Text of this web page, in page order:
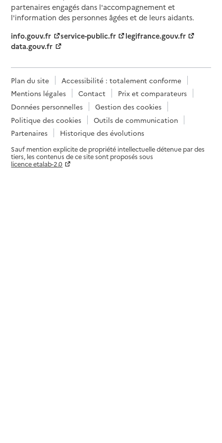
partenaires engagés dans l'accompagnement et
l'information des personnes âgées et de leurs aidants.
info.gouv.fr
service-public.fr
legifrance.gouv.fr
data.gouv.fr
Plan du site
Accessibilité : totalement conforme
Mentions légales
Contact
Prix et comparateurs
Données personnelles
Gestion des cookies
Politique des cookies
Outils de communication
Partenaires
Historique des évolutions
Sauf mention explicite de propriété intellectuelle détenue par des
tiers, les contenus de ce site sont proposés sous
licence etalab-2.0